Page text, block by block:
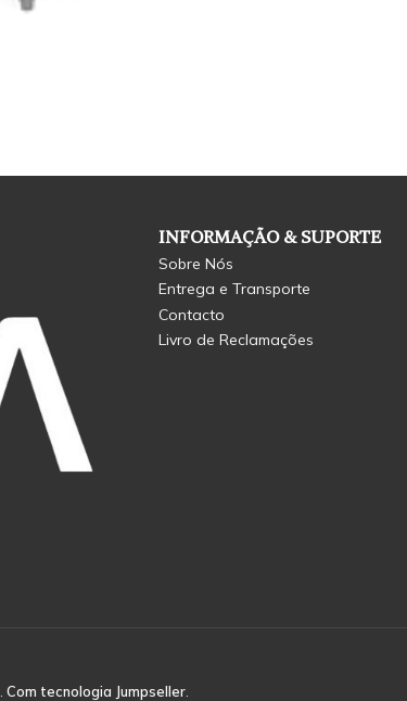
INFORMAÇÃO & SUPORTE
Sobre Nós
Entrega e Transporte
Contacto
Livro de Reclamações
Com tecnologia Jumpseller